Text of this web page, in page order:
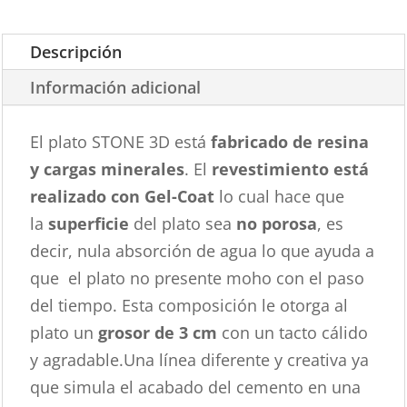
Descripción
Información adicional
El plato STONE 3D estáfabricado de resina
y cargas minerales. El revestimiento está
realizado con Gel-Coat lo cual hace que
lasuperficie del plato sea no porosa, es
decir, nula absorción de agua lo que ayuda a
que el plato no presente moho con el paso
del tiempo. Esta composición le otorga al
plato un grosor de 3 cm con un tacto cálido
y agradable.Una línea diferente y creativa ya
que simula el acabado del cemento en una